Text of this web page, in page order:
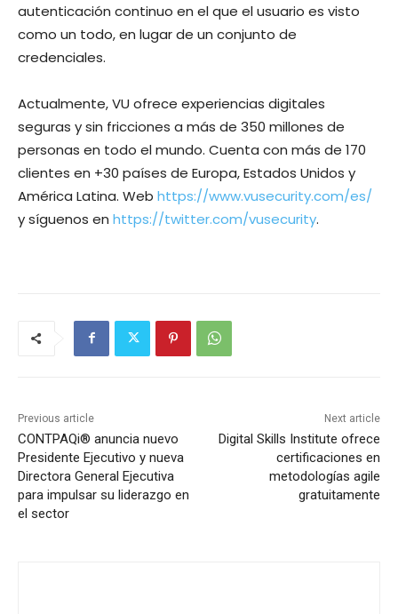
autenticación continuo en el que el usuario es visto
como un todo, en lugar de un conjunto de
credenciales.
Actualmente, VU ofrece experiencias digitales
seguras y sin fricciones a más de 350 millones de
personas en todo el mundo. Cuenta con más de 170
clientes en +30 países de Europa, Estados Unidos y
América Latina. Web https://www.vusecurity.com/es/
y síguenos en https://twitter.com/vusecurity.
Previous article
CONTPAQi® anuncia nuevo
Presidente Ejecutivo y nueva
Directora General Ejecutiva
para impulsar su liderazgo en
el sector
Next article
Digital Skills Institute ofrece
certificaciones en
metodologías agile
gratuitamente